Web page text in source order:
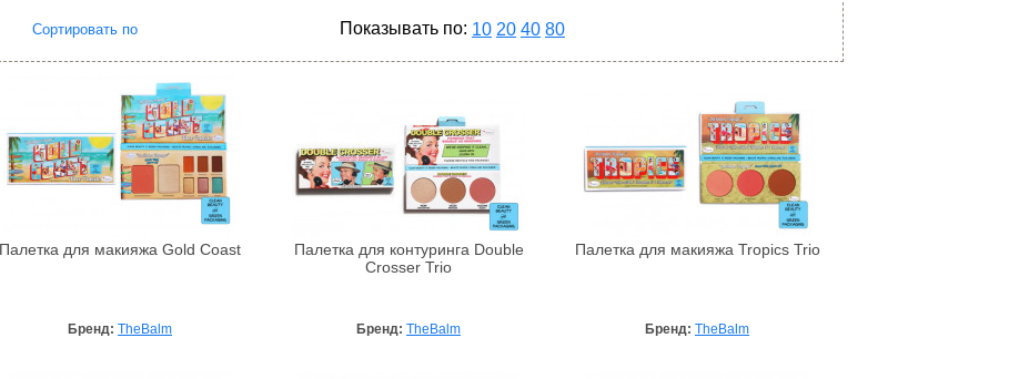
Сортировать по Показывать по: 10 20 40 80
Палетка для макияжа Gold Coast
Бренд: TheBalm
Палетка для контуринга Double
Crosser Trio
Бренд: TheBalm
Палетка для макияжа Tropics Trio
Бренд: TheBalm